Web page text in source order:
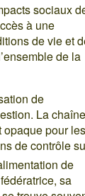
sociaux
à une
de vie et
de la
de
La
opaque pour les
de contrôle
de
sa